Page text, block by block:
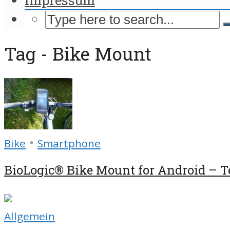
Tag - Bike Mount
Bike • Smartphone
BioLogic® Bike Mount for Android –
Allgemein